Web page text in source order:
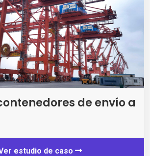
de envío a
estudio de caso